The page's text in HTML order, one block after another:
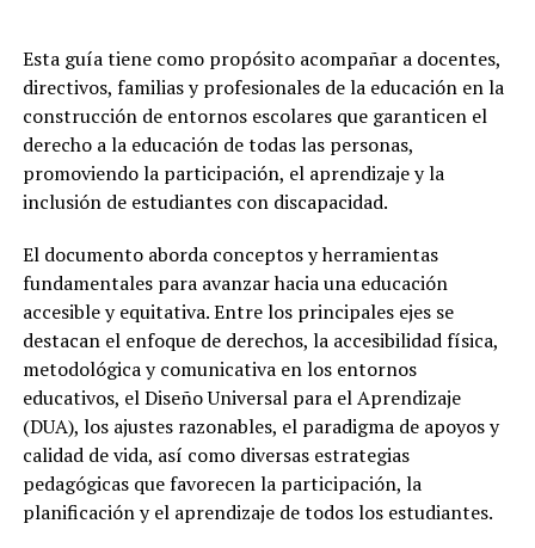
Esta guía tiene como propósito acompañar a docentes,
directivos, familias y profesionales de la educación en la
construcción de entornos escolares que garanticen el
derecho a la educación de todas las personas,
promoviendo la participación, el aprendizaje y la
inclusión de estudiantes con discapacidad.
El documento aborda conceptos y herramientas
fundamentales para avanzar hacia una educación
accesible y equitativa. Entre los principales ejes se
destacan el enfoque de derechos, la accesibilidad física,
metodológica y comunicativa en los entornos
educativos, el Diseño Universal para el Aprendizaje
(DUA), los ajustes razonables, el paradigma de apoyos y
calidad de vida, así como diversas estrategias
pedagógicas que favorecen la participación, la
planificación y el aprendizaje de todos los estudiantes.